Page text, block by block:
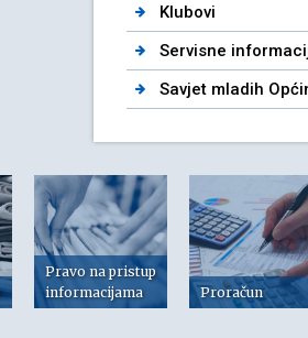
Klubovi
Servisne
Savjet mladih
Pravo na pristup
informacijama
Proračun